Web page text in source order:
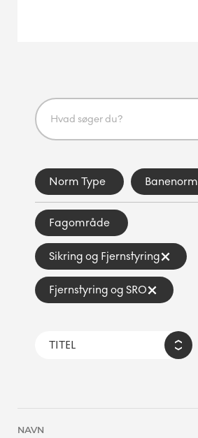
Norm Type Banenorm
Fagområde
Sikring og Fjernstyring
Fjernstyring og SRO